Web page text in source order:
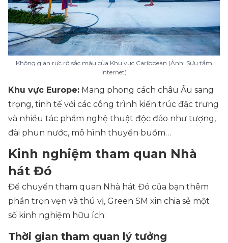
Không gian rực rỡ sắc màu của Khu vực Caribbean (Ảnh: Sưu tầm
internet)
Khu vực Europe: Mang phong cách châu Âu sang
trọng, tinh tế với các công trình kiến trúc đặc trưng
và nhiều tác phẩm nghệ thuật độc đáo như tượng,
đài phun nước, mô hình thuyền buồm…
Kinh nghiệm tham quan Nhà
hát Đó
Để chuyến tham quan Nhà hát Đó của bạn thêm
phần trọn vẹn và thú vị, Green SM xin chia sẻ một
số kinh nghiệm hữu ích:
Thời gian tham quan lý tưởng